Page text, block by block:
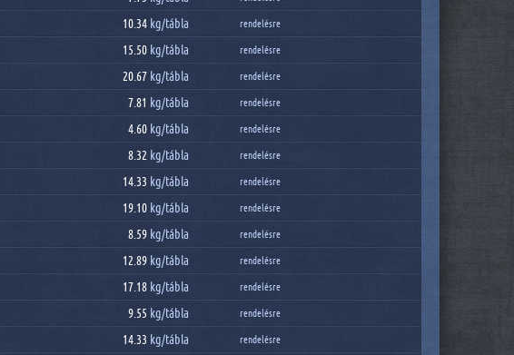
10.34 kg/tábla rendelésre
15.50 kg/tábla rendelésre
20.67 kg/tábla rendelésre
7.81 kg/tábla rendelésre
4.60 kg/tábla rendelésre
8.32 kg/tábla rendelésre
14.33 kg/tábla rendelésre
19.10 kg/tábla rendelésre
8.59 kg/tábla rendelésre
12.89 kg/tábla rendelésre
17.18 kg/tábla rendelésre
9.55 kg/tábla rendelésre
14.33 kg/tábla rendelésre